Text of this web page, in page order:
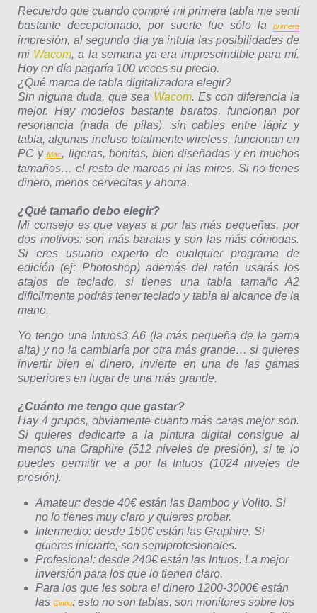
Recuerdo que cuando compré mi primera tabla me sentí
bastante decepcionado, por suerte fue sólo la
primera
impresión, al segundo día ya intuía las posibilidades de
mi Wacom, a la semana ya era imprescindible para mí.
Hoy en día pagaría 100 veces su precio.
¿Qué marca de tabla digitalizadora elegir?
Sin niguna duda, que sea Wacom. Es con diferencia la
mejor. Hay modelos bastante baratos, funcionan por
resonancia (nada de pilas), sin cables entre lápiz y
tabla, algunas incluso totalmente wireless, funcionan en
PC yMac, ligeras, bonitas, bien diseñadas y en muchos
tamaños… el resto de marcas ni las mires. Si no tienes
dinero, menos cervecitas y ahorra.
¿Qué tamaño debo elegir?
Mi consejo es que vayas a por las más pequeñas, por
dos motivos: son más baratas y son las más cómodas.
Si eres usuario experto de cualquier programa de
edición (ej: Photoshop) además del ratón usarás los
atajos de teclado, si tienes una tabla tamaño A2
difícilmente podrás tener teclado y tabla al alcance de la
mano.
Yo tengo una Intuos3 A6 (la más pequeña de la gama
alta) y no la cambiaría por otra más grande… si quieres
invertir bien el dinero, invierte en una de las gamas
superiores en lugar de una más grande.
¿Cuánto me tengo que gastar?
Hay 4 grupos, obviamente cuanto más caras mejor son.
Si quieres dedicarte a la pintura digital consigue al
menos una Graphire (512 niveles de presión), si te lo
puedes permitir ve a por la Intuos (1024 niveles de
presión).
Amateur: desde 40€ están las Bamboo y Volito. Si
no lo tienes muy claro y quieres probar.
Intermedio: desde 150€ están las Graphire. Si
quieres iniciarte, son semiprofesionales.
Profesional: desde 240€ están las Intuos. La mejor
inversión para los que lo tienen claro.
Para los que les sobra el dinero 1200-3000€ están
las Cintiq: esto no son tablas, son monitores sobre los